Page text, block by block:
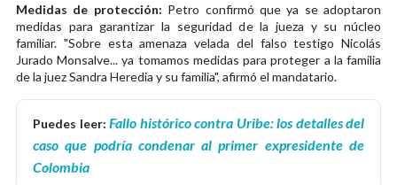
Medidas de protección: Petro confirmó que ya se adoptaron
medidas para garantizar la seguridad de la jueza y su núcleo
familiar. "Sobre esta amenaza velada del falso testigo Nicolás
Jurado Monsalve... ya tomamos medidas para proteger a la familia
de la juez Sandra Heredia y su familia", afirmó el mandatario.
Puedes leer: Fallo histórico contra Uribe: los detalles del
caso que podría condenar al primer expresidente de
Colombia